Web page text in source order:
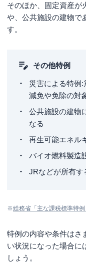
そのほか、固定資産が
や、公共施設の建物で
す。
その他特例
災害による特例
減免や免除の対
公共施設の建物
なる
再生可能エネル
バイオ燃料製造
JRなどが所有す
※総務省「主な課税標準特例
特例の内容や条件はさ
い状況になった場合に
しょう。